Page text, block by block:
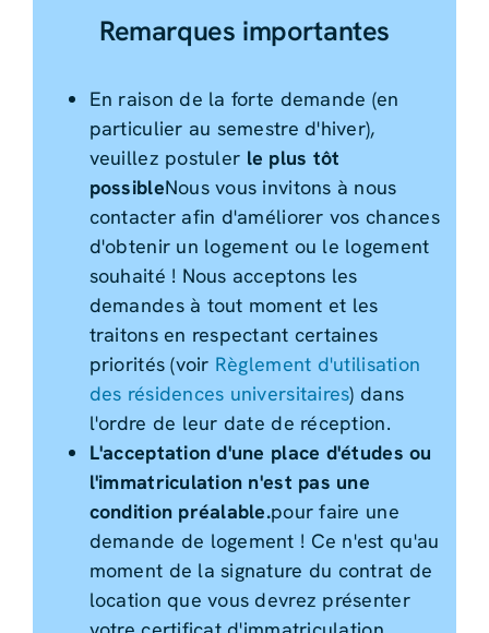
Remarques importantes
En raison de la forte demande (en
particulier au semestre d'hiver),
veuillez postuler le plus tôt
possibleNous vous invitons à nous
contacter afin d'améliorer vos chances
d'obtenir un logement ou le logement
souhaité ! Nous acceptons les
demandes à tout moment et les
traitons en respectant certaines
priorités (voir Règlement d'utilisation
des résidences universitaires) dans
l'ordre de leur date de réception.
L'acceptation d'une place d'études ou
l'immatriculation n'est pas une
condition préalable.pour faire une
demande de logement ! Ce n'est qu'au
moment de la signature du contrat de
location que vous devrez présenter